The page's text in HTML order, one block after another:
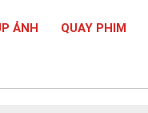
ẢNH QUAY PHIM